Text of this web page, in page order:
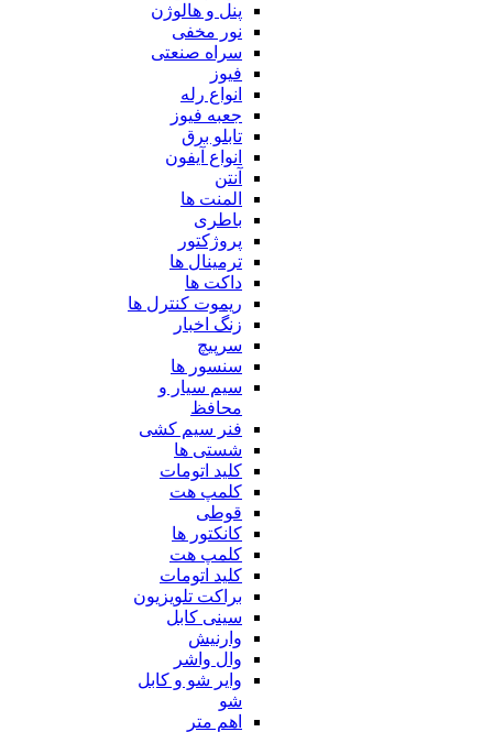
پنل و هالوژن
نور مخفی
سراه صنعتی
فیوز
انواع رله
جعبه فیوز
تابلو برق
انواع آیفون
آنتن
المنت ها
باطری
پروژکتور
ترمینال ها
داکت ها
ریموت کنترل ها
زنگ اخبار
سرپیچ
سنسور ها
سیم سیار و
محافظ
فنر سیم کشی
شستی ها
کلید اتومات
کلمپ هت
قوطی
کانکتور ها
کلمپ هت
کلید اتومات
براکت تلویزیون
سینی کابل
وارنیش
وال واشر
وایر شو و کابل
شو
اهم متر